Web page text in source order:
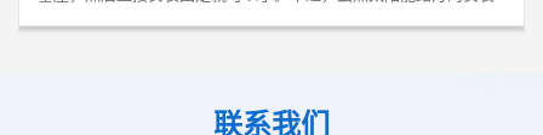
联系我们